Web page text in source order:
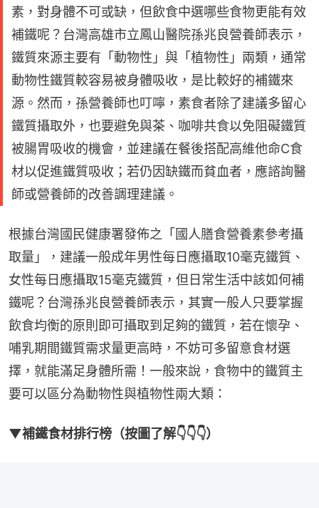
素，對身體不可或缺，但飲食中選哪些食物更能有效
補鐵呢？台灣高雄市立鳳山醫院孫兆良營養師表示，
鐵質來源主要有「動物性」與「植物性」兩類，通常
動物性鐵質較容易被身體吸收，是比較好的補鐵來
源。然而，孫營養師也叮嚀，素食者除了建議多留心
鐵質攝取外，也要避免與茶、咖啡共食以免阻礙鐵質
被腸胃吸收的機會，並建議在餐後搭配高維他命C食
材以促進鐵質吸收；若仍因缺鐵而貧血者，應諮詢醫
師或營養師的改善調理建議。
根據台灣國民健康署發佈之「國人膳食營養素參考攝
取量」，建議一般成年男性每日應攝取10毫克鐵質、
女性每日應攝取15毫克鐵質，但日常生活中該如何補
鐵呢？台灣孫兆良營養師表示，其實一般人只要掌握
飲食均衡的原則即可攝取到足夠的鐵質，若在懷孕、
哺乳期間鐵質需求量更高時，不妨可多留意食材選
擇，就能滿足身體所需！一般來說，食物中的鐵質主
要可以區分為動物性與植物性兩大類：
▼補鐵食材排行榜（按圖了解👇👇👇）